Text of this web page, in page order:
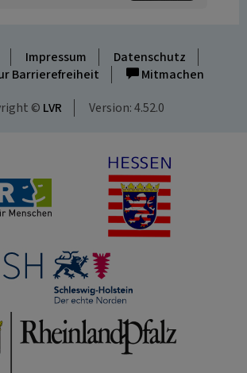
Impressum
Datenschutz
Barrierefreiheit
Mitmachen
© LVR Version: 4.52.0